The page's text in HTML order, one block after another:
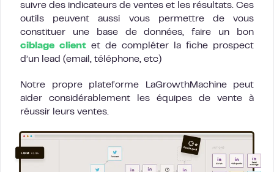
suivre des indicateurs de ventes et les résultats. Ces
outils peuvent aussi vous permettre de vous
constituer une base de données, faire un bon
ciblage client et de compléter la fiche prospect
d’un lead (email, téléphone, etc)
Notre propre plateforme LaGrowthMachine peut
aider considérablement les équipes de vente à
réussir leurs ventes.